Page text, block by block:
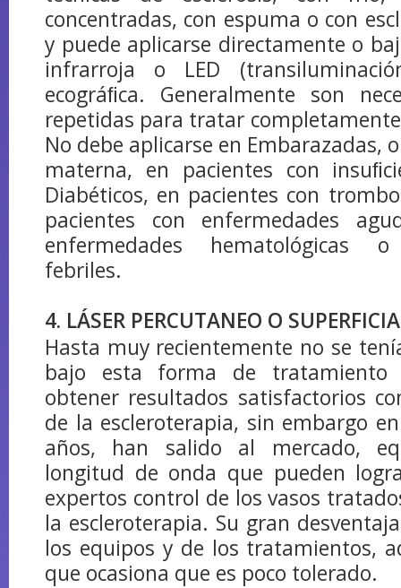
concentradas, con espuma o con
y puede aplicarse directamente o
infrarroja o LED
ecográﬁca. Generalmente son
repetidas para tratar
No debe aplicarse en Embarazadas,
materna, en pacientes con
Diabéticos, en pacientes con
pacientes con enfermedades
enfermedades hematológicas o
febriles.
4. LÁSER PERCUTANEO O
Hasta muy recientemente no se
bajo esta forma de tratamiento
obtener resultados satisfactorios
de la escleroterapia, sin embargo
años, han salido al mercado,
longitud de onda que pueden
expertos control de los vasos
la escleroterapia. Su gran
los equipos y de los tratamientos,
que ocasiona que es poco tolerado.